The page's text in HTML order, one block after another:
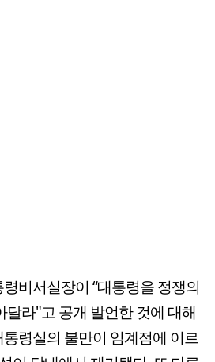
비서실장이 “대통령을 정쟁의
달라"고 공개 발언한 것에 대해
통령실의 불만이 임계점에 이르